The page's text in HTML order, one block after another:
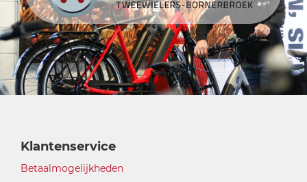
Klantenservice
Betaalmogelijkheden